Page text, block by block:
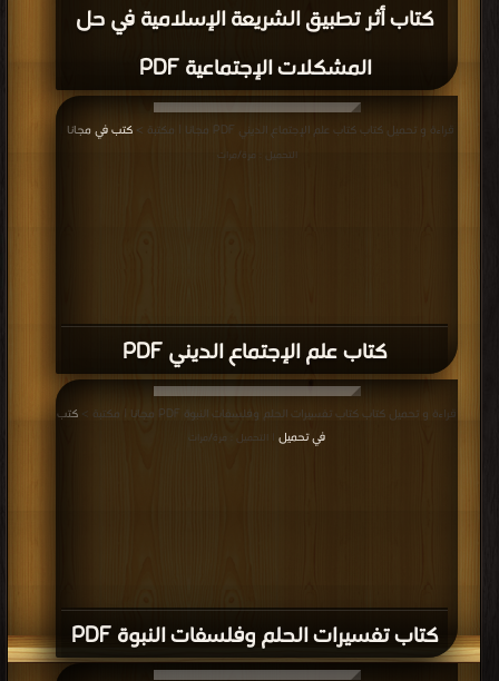
كتاب أثر تطبيق الشريعة الإسلامية في حل
المشكلات الإجتماعية PDF
كتاب علم الإجتماع الديني PDF
قراءة و تحميل كتاب كتاب علم الإجتماع الديني PDF مجانا | مكتبة > كتب في مجانا
التحميل : مرة/مرات
كتاب تفسيرات الحلم وفلسفات النبوة PDF
قراءة و تحميل كتاب كتاب تفسيرات الحلم وفلسفات النبوة PDF مجانا | مكتبة >
كتب
في تحميل
| التحميل : مرة/مرات